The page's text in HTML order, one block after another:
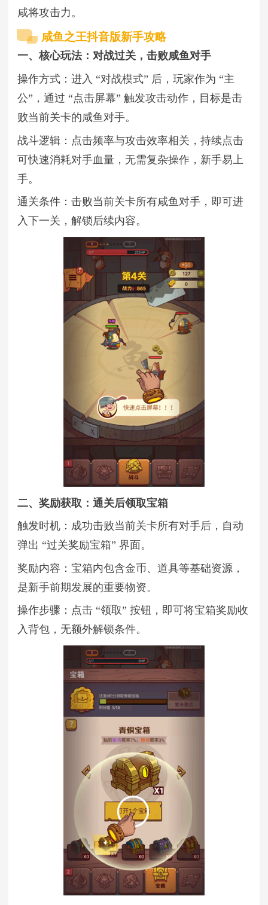
咸将攻击力。
咸鱼之王抖音版新手攻略
一、核心玩法：对战过关，击败咸鱼对手
操作方式：进入 “对战模式” 后，玩家作为 “主
公”，通过 “点击屏幕” 触发攻击动作，目标是击
败当前关卡的咸鱼对手。
战斗逻辑：点击频率与攻击效率相关，持续点击
可快速消耗对手血量，无需复杂操作，新手易上
手。
通关条件：击败当前关卡所有咸鱼对手，即可进
入下一关，解锁后续内容。
二、奖励获取：通关后领取宝箱
触发时机：成功击败当前关卡所有对手后，自动
弹出 “过关奖励宝箱” 界面。
奖励内容：宝箱内包含金币、道具等基础资源，
是新手前期发展的重要物资。
操作步骤：点击 “领取” 按钮，即可将宝箱奖励收
入背包，无额外解锁条件。